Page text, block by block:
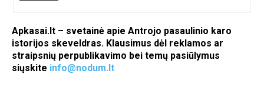
Apkasai.lt – svetainė apie Antrojo pasaulinio karo
istorijos skeveldras. Klausimus dėl reklamos ar
straipsnių perpublikavimo bei temų pasiūlymus
siųskite info@nodum.lt